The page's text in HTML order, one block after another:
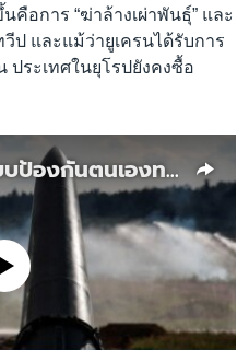
คือการ “ฆ่าล้างเผ่าพันธุ์” และ
ป และแม้ว่ายูเครนได้รับการ
ประเทศในยุโรปยังคงซื้อ
รัสเซียเคลม ทำลายระบบป้องกันตนเองทางอากาศของยูเครนได้แล้ว
currently available